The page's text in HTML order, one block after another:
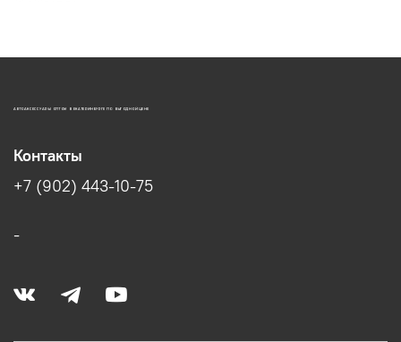
АВТОАКСЕССУАРЫ ОПТОМ В ЕКАТЕРИНБУРГЕ ПО ВЫГОДНОЙ ЦЕНЕ
Контакты
+7 (902) 443-10-75
-